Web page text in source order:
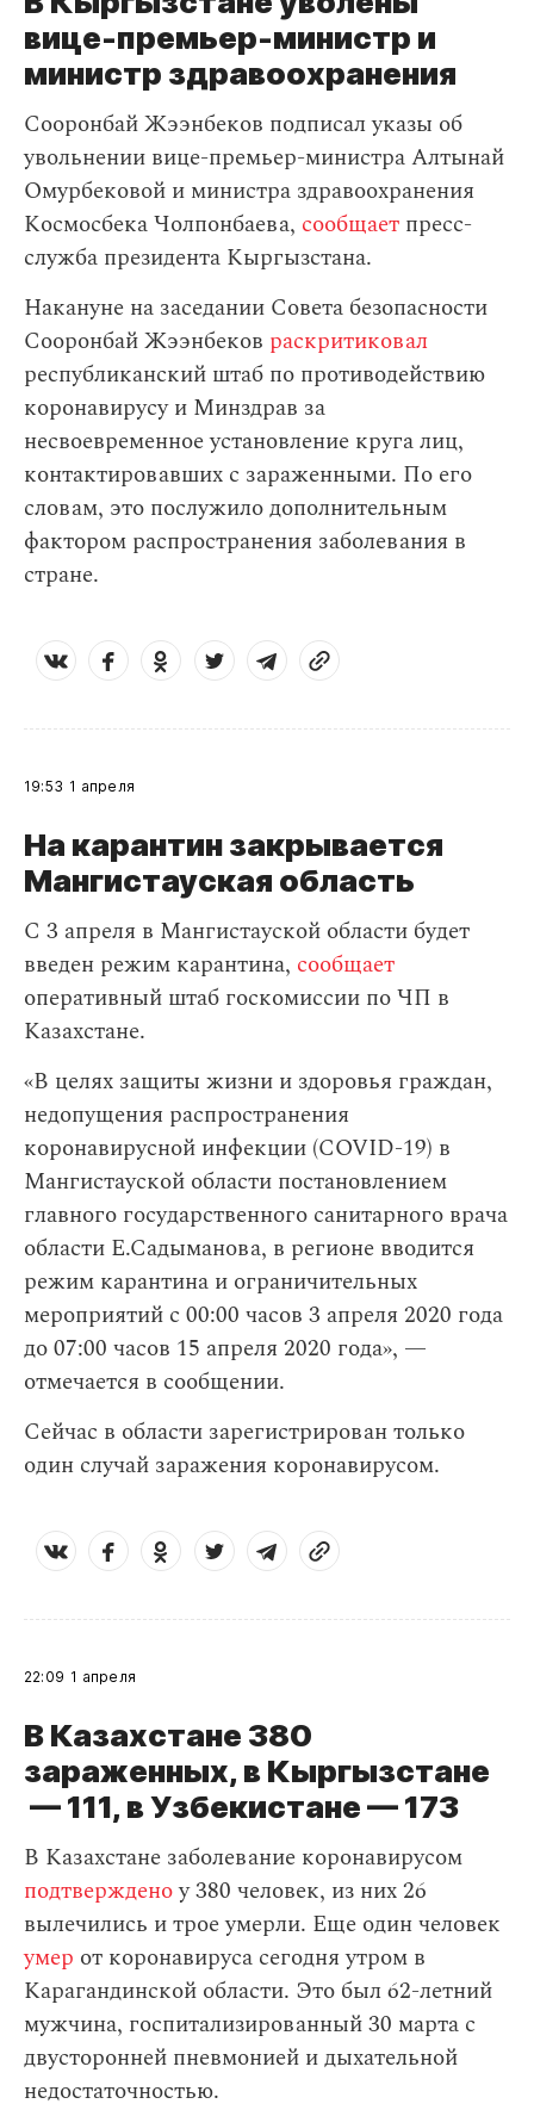
вице-премьер-министр и
министр здравоохранения
Сооронбай Жээнбеков подписал указы об
увольнении вице-премьер-министра Алтынай
Омурбековой и министра здравоохранения
Космосбека Чолпонбаева, сообщает пресс-
служба президента Кыргызстана.
Накануне на заседании Совета безопасности
Сооронбай Жээнбеков раскритиковал
республиканский штаб по противодействию
коронавирусу и Минздрав за
несвоевременное установление круга лиц,
контактировавших с зараженными. По его
словам, это послужило дополнительным
фактором распространения заболевания в
стране.
19:53 1 апреля
На карантин закрывается
Мангистауская область
С 3 апреля в Мангистауской области будет
введен режим карантина, сообщает
оперативный штаб госкомиссии по ЧП в
Казахстане.
«В целях защиты жизни и здоровья граждан,
недопущения распространения
коронавирусной инфекции (COVID-19) в
Мангистауской области постановлением
главного государственного санитарного врача
области Е.Садыманова, в регионе вводится
режим карантина и ограничительных
мероприятий с 00:00 часов 3 апреля 2020 года
до 07:00 часов 15 апреля 2020 года», —
отмечается в сообщении.
Сейчас в области зарегистрирован только
один случай заражения коронавирусом.
22:09 1 апреля
В Казахстане 380
зараженных, в Кыргызстане
— 111, в Узбекистане — 173
В Казахстане заболевание коронавирусом
подтвержденоу 380 человек, из них 26
вылечились и трое умерли. Еще один человек
умер от коронавируса сегодня утром в
Карагандинской области. Это был 62-летний
мужчина, госпитализированный 30 марта с
двусторонней пневмонией и дыхательной
недостаточностью.